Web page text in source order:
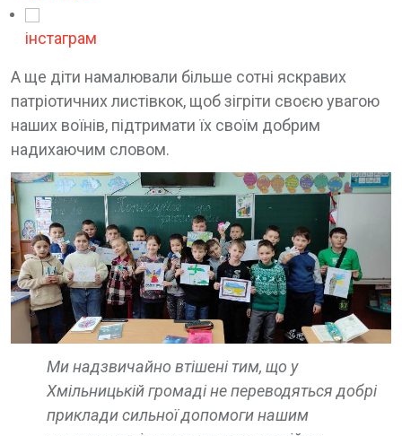
інстаграм
А ще діти намалювали більше сотні яскравих
патріотичних листівкок, щоб зігріти своєю увагою
наших воїнів, підтримати їх своїм добрим
надихаючим словом.
Ми надзвичайно втішені тим, що у
Хмільницькій громаді не переводяться добрі
приклади сильної допомоги нашим